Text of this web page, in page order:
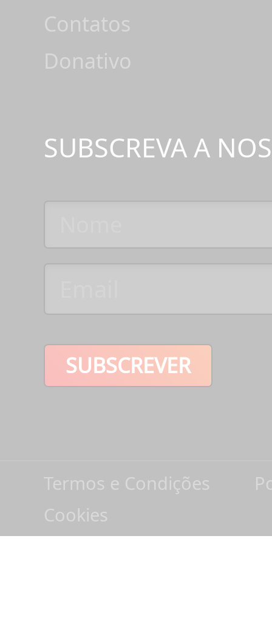
Contatos
Donativo
SUBSCREVA A
SUBSCREVER
Termos e Condições
Cookies